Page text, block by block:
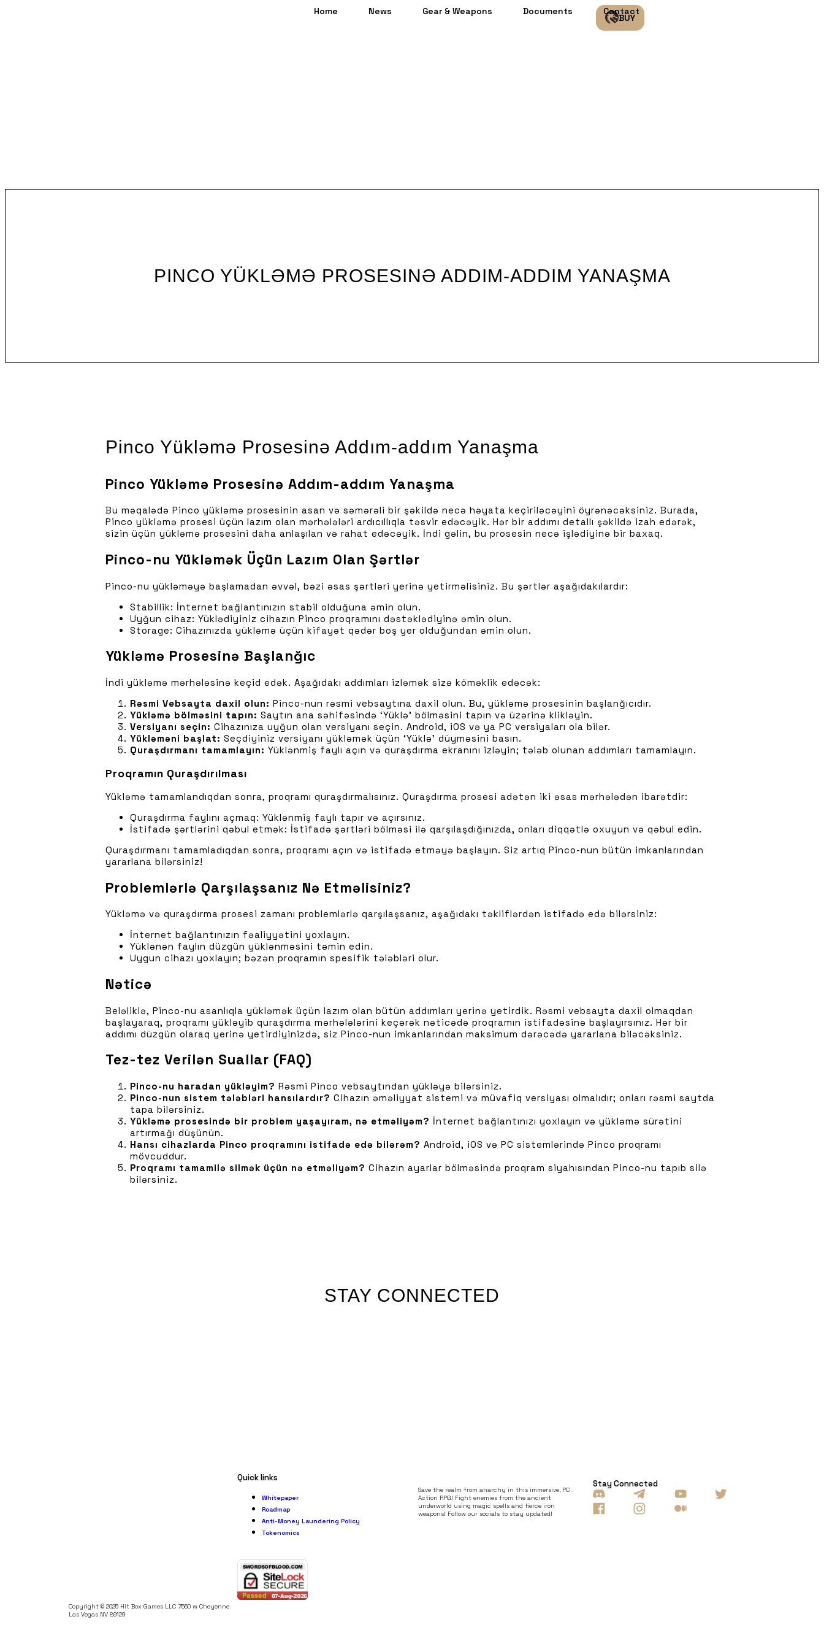
Home News Gear & Weapons Documents Contact
BUY
PINCO YÜKLƏMƏ PROSESINƏ ADDIM-ADDIM YANAŞMA
Pinco Yükləmə Prosesinə Addım-addım Yanaşma
Pinco Yükləmə Prosesinə Addım-addım Yanaşma
Bu məqalədə Pinco yükləmə prosesinin asan və səmərəli bir şəkildə necə həyata keçiriləcəyini öyrənəcəksiniz. Burada,
Pinco yükləmə prosesi üçün lazım olan mərhələləri ardıcıllıqla təsvir edəcəyik. Hər bir addımı detallı şəkildə izah edərək,
sizin üçün yükləmə prosesini daha anlaşılan və rahat edəcəyik. İndi gəlin, bu prosesin necə işlədiyinə bir baxaq.
Pinco-nu Yükləmək Üçün Lazım Olan Şərtlər
Pinco-nu yükləməyə başlamadan əvvəl, bəzi əsas şərtləri yerinə yetirməlisiniz. Bu şərtlər aşağıdakılardır:
Stabillik: İnternet bağlantınızın stabil olduğuna əmin olun.
Uyğun cihaz: Yüklədiyiniz cihazın Pinco proqramını dəstəklədiyinə əmin olun.
Storage: Cihazınızda yükləmə üçün kifayət qədər boş yer olduğundan əmin olun.
Yükləmə Prosesinə Başlanğıc
İndi yükləmə mərhələsinə keçid edək. Aşağıdakı addımları izləmək sizə köməklik edəcək:
Rəsmi Vebsayta daxil olun: Pinco-nun rəsmi vebsaytına daxil olun. Bu, yükləmə prosesinin başlanğıcıdır.
Yükləmə bölməsini tapın: Saytın ana səhifəsində ‘Yüklə’ bölməsini tapın və üzərinə klikləyin.
Versiyanı seçin: Cihazınıza uyğun olan versiyanı seçin. Android, iOS və ya PC versiyaları ola bilər.
Yükləməni başlat: Seçdiyiniz versiyanı yükləmək üçün ‘Yüklə’ düyməsini basın.
Quraşdırmanı tamamlayın: Yüklənmiş faylı açın və quraşdırma ekranını izləyin; tələb olunan addımları tamamlayın.
Proqramın Quraşdırılması
Yükləmə tamamlandıqdan sonra, proqramı quraşdırmalısınız. Quraşdırma prosesi adətən iki əsas mərhələdən ibarətdir:
Quraşdırma faylını açmaq: Yüklənmiş faylı tapır və açırsınız.
İstifadə şərtlərini qəbul etmək: İstifadə şərtləri bölməsi ilə qarşılaşdığınızda, onları diqqətlə oxuyun və qəbul edin.
Quraşdırmanı tamamladıqdan sonra, proqramı açın və istifadə etməyə başlayın. Siz artıq Pinco-nun bütün imkanlarından
yararlana bilərsiniz!
Problemlərlə Qarşılaşsanız Nə Etməlisiniz?
Yükləmə və quraşdırma prosesi zamanı problemlərlə qarşılaşsanız, aşağıdakı təkliflərdən istifadə edə bilərsiniz:
İnternet bağlantınızın fəaliyyətini yoxlayın.
Yüklənən faylın düzgün yüklənməsini təmin edin.
Uygun cihazı yoxlayın; bəzən proqramın spesifik tələbləri olur.
Nəticə
Beləliklə, Pinco-nu asanlıqla yükləmək üçün lazım olan bütün addımları yerinə yetirdik. Rəsmi vebsayta daxil olmaqdan
başlayaraq, proqramı yükləyib quraşdırma mərhələlərini keçərək nəticədə proqramın istifadəsinə başlayırsınız. Hər bir
addımı düzgün olaraq yerinə yetirdiyinizdə, siz Pinco-nun imkanlarından maksimum dərəcədə yararlana biləcəksiniz.
Tez-tez Verilən Suallar (FAQ)
Pinco-nu haradan yükləyim? Rəsmi Pinco vebsaytından yükləyə bilərsiniz.
Pinco-nun sistem tələbləri hansılardır? Cihazın əməliyyat sistemi və müvafiq versiyası olmalıdır; onları rəsmi saytda
tapa bilərsiniz.
Yükləmə prosesində bir problem yaşayıram, nə etməliyəm? İnternet bağlantınızı yoxlayın və yükləmə sürətini
artırmağı düşünün.
Hansı cihazlarda Pinco proqramını istifadə edə bilərəm? Android, iOS və PC sistemlərində Pinco proqramı
mövcuddur.
Proqramı tamamilə silmək üçün nə etməliyəm? Cihazın ayarlar bölməsində proqram siyahısından Pinco-nu tapıb silə
bilərsiniz.
STAY CONNECTED
Copyright © 2025 Hit Box Games LLC 7560 w Cheyenne
Las Vegas NV 89129
Quick links
Whitepaper
Roadmap
Anti-Money Laundering Policy
Tokenomics
Save the realm from anarchy in this immersive, PC
Action RPG! Fight enemies from the ancient
underworld using magic spells and fierce iron
weapons! Follow our socials to stay updated!
Stay Connected